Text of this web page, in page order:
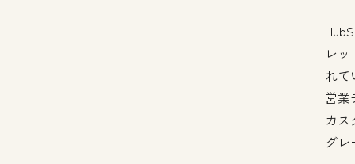
レ
れ
営業
カ
グ